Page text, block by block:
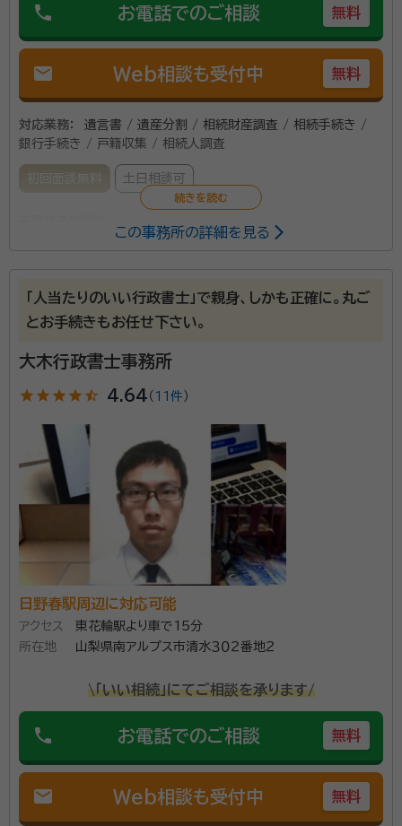
phone お電話でのご相談 無料
mail Web相談も受付中 無料
対応業務：
遺言書 / 遺産分割 / 相続財産調査 / 相続手続き /
銀行手続き / 戸籍収集 / 相続人調査
初回面談無料 土日相談可
当事務所は、主に遺産相続や遺言作成など相続遺言手
続きのサポートを行っております。 お忙しい社会人の方
もお気軽に相談できるよう土日も含め業務に対応させ
(相談のみの場合は有料)はいただいておりません。 相
談料を気にすることなく、なんでもお気軽にご相談くだ
さい。
所属団体： 山梨県行政書士会
この事務所の詳細を見る
「人当たりのいい行政書士」で親身、しかも正確に。丸ご
とお手続きもお任せ下さい。
大木行政書士事務所
star star star star star_half 4.64 （ 11件 ）
日野春駅周辺に対応可能
アクセス
東花輪駅より車で15分
所在地
山梨県南アルプス市清水３０２番地２
\「いい相続」にてご相談を承ります/
phone お電話でのご相談 無料
mail Web相談も受付中 無料